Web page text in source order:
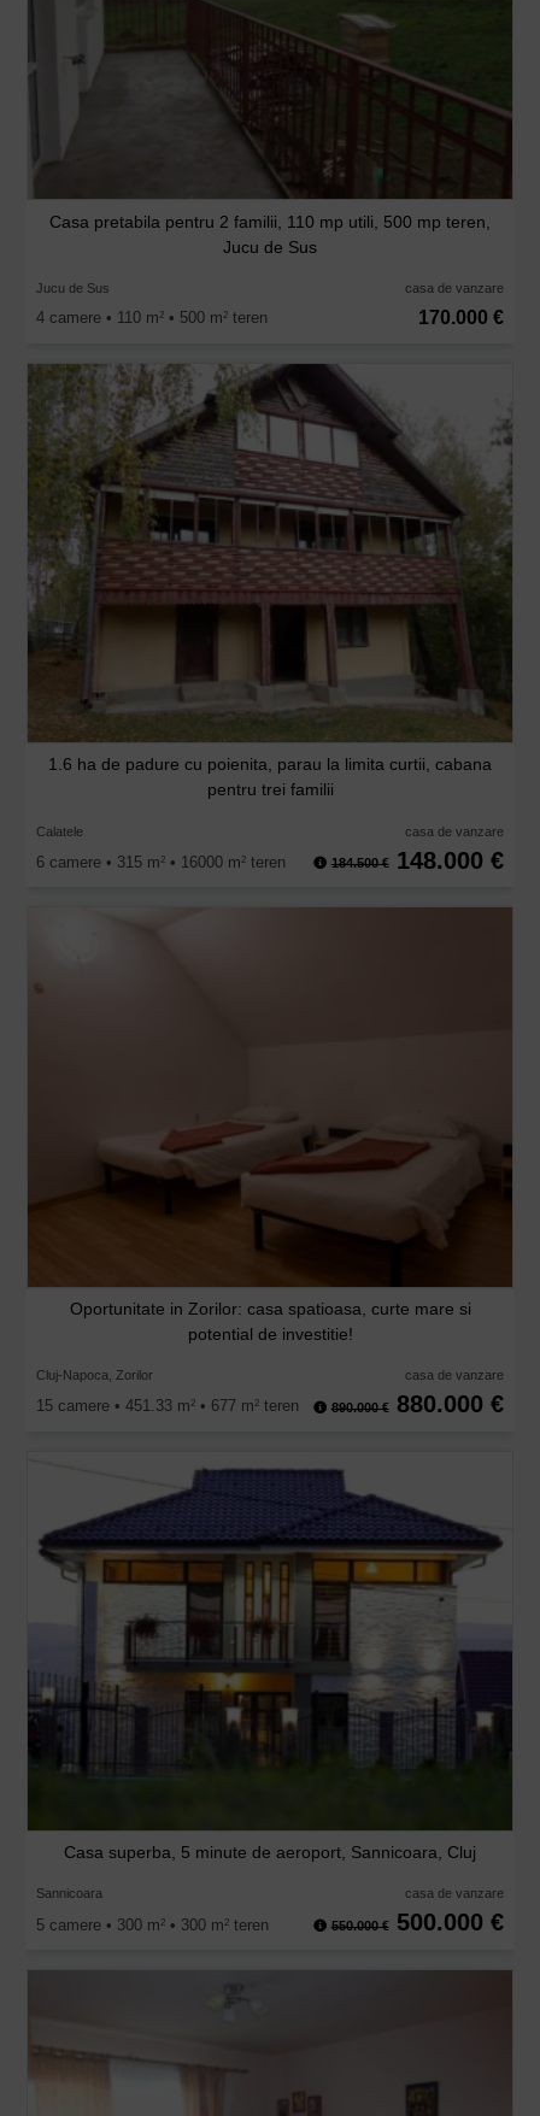
Casa pretabila pentru 2 familii, 110 mp utili, 500 mp teren,
Jucu de Sus
Jucu de Sus casa de vanzare
4 camere • 110 m2 • 500 m2 teren 170.000 €
1.6 ha de padure cu poienita, parau la limita curtii, cabana
pentru trei familii
Calatele casa de vanzare
6 camere • 315 m2 • 16000 m2 teren 184.500 € 148.000 €
Oportunitate in Zorilor: casa spatioasa, curte mare si
potential de investitie!
Cluj-Napoca, Zorilor casa de vanzare
15 camere • 451.33 m2 • 677 m2 teren 890.000 € 880.000 €
Casa superba, 5 minute de aeroport, Sannicoara, Cluj
Sannicoara casa de vanzare
5 camere • 300 m2 • 300 m2 teren 550.000 € 500.000 €